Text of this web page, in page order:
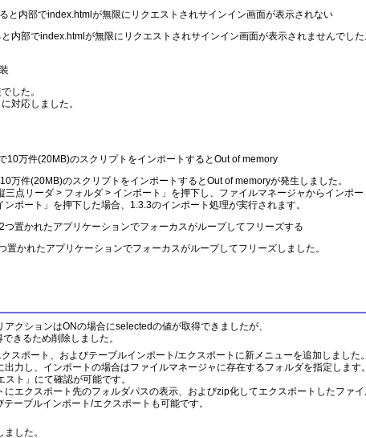
と内部でindex.htmlが無限にリクエストされサインイン画面が表示されない
内部でindex.htmlが無限にリクエストされサインイン画面が表示されませんでした
した。
対応しました。
10万件(20MB)のスクリプトをインポートするとOut of memory
万件(20MB)のスクリプトをインポートするとOut of memoryが発生しました。
点リーダ > フォルダ > インポート」を押下し、ファイルマネージャからインポー
ンポート」を押下した場合、1.3.3のインポート処理が実行されます。
置かれたアプリケーションでフォーカスがループしてフリーズする
かれたアプリケーションでフォーカスがループしてフリーズしました。
クションはONの場合にselectedの値が取得できましたが、
きるため削除しました。
スポート、およびテーブルインポート/エクスポートに新メニューを追加しました。
力し、インポートの場合はファイルマネージャに存在するフォルダを指定します。
ト」にて確認が可能です。
エクスポート先のフォルダパスの表示、およびzip化してエクスポートしたファ
ーブルインポート/エクスポートも可能です。
した。